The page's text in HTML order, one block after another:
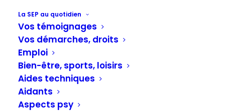
La SEP au quotidien
Vos témoignages
Vos démarches, droits
Emploi
Bien-être, sports, loisirs
Aides techniques
Aidants
Aspects psy
Comment j’ai fait face après le diagnostic (2
années avec la SEP), Angélique témoigne
– Vous pouvez retrouver
questionnaire témoignage ICI
répondre si vous le souhaitez.